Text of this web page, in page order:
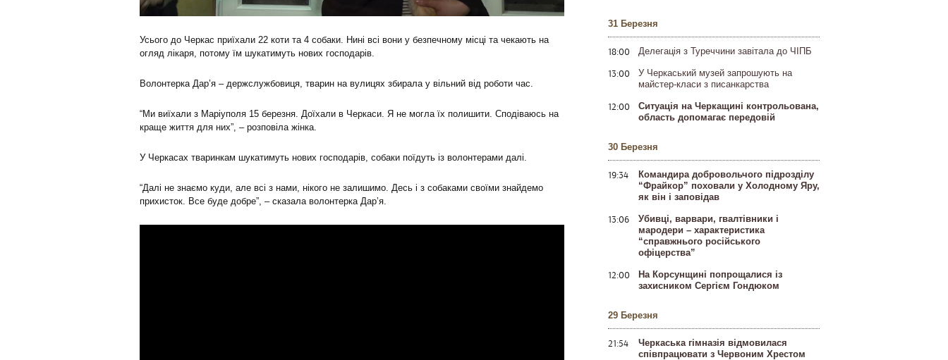
Усього до Черкас приїхали 22 коти та 4 собаки. Нині всі вони у безпечному місці та чекають на
огляд лікаря, потому їм шукатимуть нових господарів.
Волонтерка Дар’я – держслужбовиця, тварин на вулицях збирала у вільний від роботи час.
“Ми виїхали з Маріуполя 15 березня. Доїхали в Черкаси. Я не могла їх полишити. Сподіваюсь на
краще життя для них”, – розповіла жінка.
У Черкасах тваринкам шукатимуть нових господарів, собаки поїдуть із волонтерами далі.
“Далі не знаємо куди, але всі з нами, нікого не залишимо. Десь і з собаками своїми знайдемо
прихисток. Все буде добре”, – сказала волонтерка Дар’я.
31 Березня
18:00 Делегація з Туреччини завітала до ЧІПБ
13:00
У Черкаський музей запрошують на
майстер-класи з писанкарства
12:00
Ситуація на Черкащині контрольована,
область допомагає передовій
30 Березня
19:34
Командира добровольчого підрозділу
“Фрайкор” поховали у Холодному Яру,
як він і заповідав
13:06
Убивці, варвари, гвалтівники і
мародери – характеристика
“справжнього російського
офіцерства”
12:00
На Корсунщині попрощалися із
захисником Сергієм Гондюком
29 Березня
21:54
Черкаська гімназія відмовилася
співпрацювати з Червоним Хрестом